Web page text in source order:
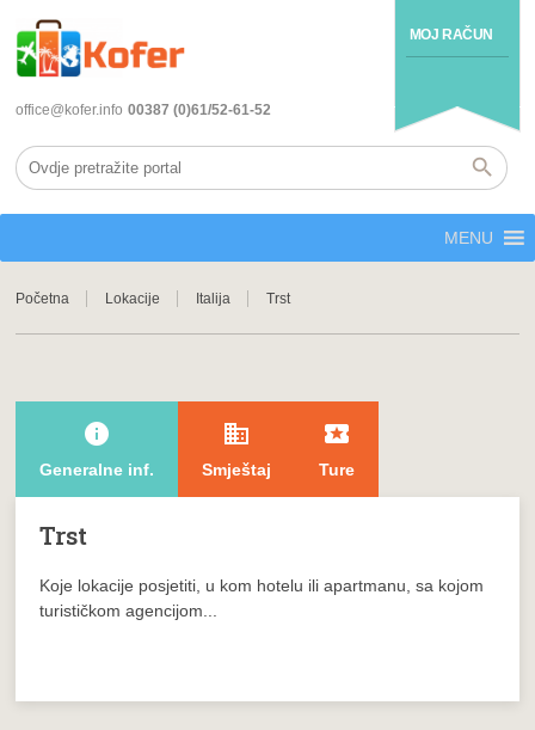
MOJ RAČUN
office@kofer.info 00387 (0)61/52-61-52
MENU
Početna Lokacije Italija Trst
info
Generalne inf.
domain
Smještaj
local_play
Ture
Trst
Koje lokacije posjetiti, u kom hotelu ili apartmanu, sa kojom
turističkom agencijom...